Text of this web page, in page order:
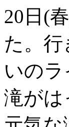
20日(
た。
いの
滝がは